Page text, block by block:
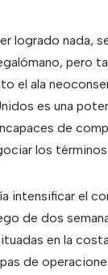
logrado nada,
pero
el ala
es una
de
los
intensificar el
de dos
en la
de